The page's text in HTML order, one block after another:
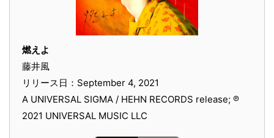
燃えよ
藤井風
リリース日：September 4, 2021
A UNIVERSAL SIGMA / HEHN RECORDS release; ℗
2021 UNIVERSAL MUSIC LLC